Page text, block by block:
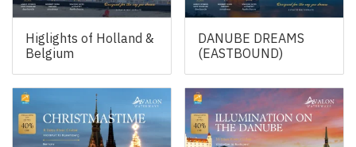
Higlights of Holland &
Belgium
DANUBE DREAMS
(EASTBOUND)